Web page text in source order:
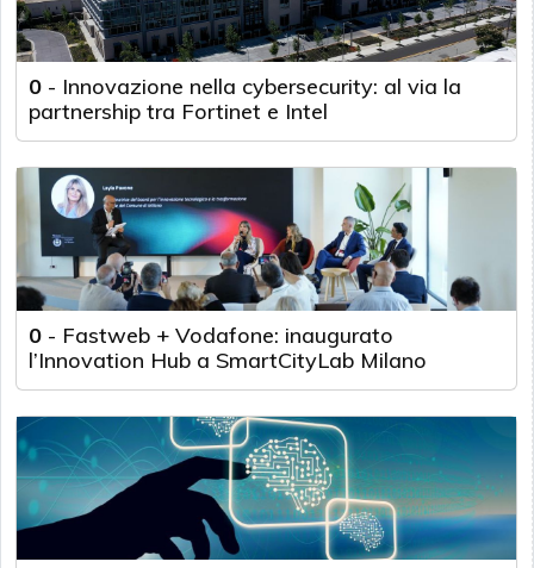
0 - Innovazione nella cybersecurity: al via la
partnership tra Fortinet e Intel
0 - Fastweb + Vodafone: inaugurato
l’Innovation Hub a SmartCityLab Milano